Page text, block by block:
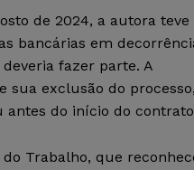
de 2024, a autora teve
bancárias em
fazer parte. A
sua exclusão do
do início do
Trabalho, que